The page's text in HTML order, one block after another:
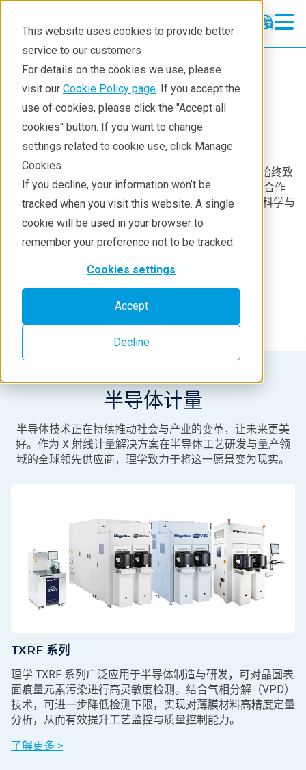
This website uses cookies to provide better
service to our customers
For details on the cookies we use, please
visit our Cookie Policy page. If you accept the
use of cookies, please click the "Accept all
cookies" button. If you want to change
settings related to cookie use, click Manage
Cookies.
If you decline, your information won’t be
tracked when you visit this website. A single
cookie will be used in your browser to
remember your preference not to be tracked.
Cookies settings
Accept
Decline
理学产品
理学产品系列
探索科学，成就卓越——70 余年来，理学（Rigaku）始终致
力于 X 射线分析与检测技术的发展，作为值得信赖的合作
伙伴，帮助科研与工业用户深入理解材料结构，拓展科学与
工程的边界。
半导体计量
半导体技术正在持续推动社会与产业的变革，让未来更美
好。作为 X 射线计量解决方案在半导体工艺研发与量产领
域的全球领先供应商，理学致力于将这一愿景变为现实。
TXRF 系列
理学 TXRF 系列广泛应用于半导体制造与研发，可对晶圆表
面痕量元素污染进行高灵敏度检测。结合气相分解（VPD）
技术，可进一步降低检测下限，实现对薄膜材料高精度定量
分析，从而有效提升工艺监控与质量控制能力。
了解更多 >